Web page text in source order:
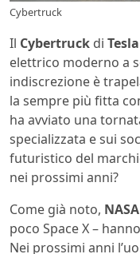
Cybertruck
Il Cybertruck di Tesla
elettrico moderno a
indiscrezione è
la sempre più fitta
ha avviato una
specializzata e sui
futuristico del
nei prossimi anni?
Come già noto, NASA
poco Space X –
Nei prossimi anni